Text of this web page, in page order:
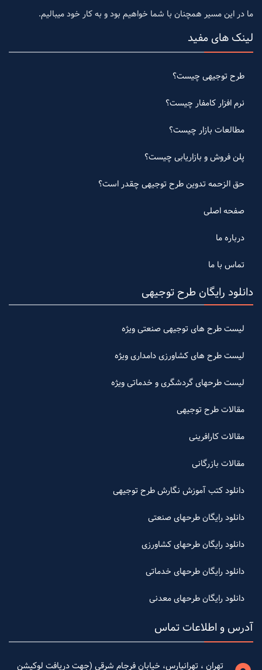
ما در این مسیر همچنان با شما خواهیم بود و به کار خود میبالیم.
لینک های مفید
طرح توجیهی چیست؟
نرم افزار کامفار چیست؟
مطالعات بازار چیست؟
پلن فروش و بازاریابی چیست؟
حق الزحمه تدوین طرح توجیهی چقدر است؟
صفحه اصلی
درباره ما
تماس با ما
دانلود رایگان طرح توجیهی
لیست طرح های توجیهی صنعتی ویژه
لیست طرح های کشاورزی دامداری ویژه
لیست طرحهای گردشگری و خدماتی ویژه
مقالات طرح توجیهی
مقالات کارافرینی
مقالات بازرگانی
دانلود کتب آموزش نگارش طرح توجیهی
دانلود رایگان طرحهای صنعتی
دانلود رایگان طرحهای کشاورزی
دانلود رایگان طرحهای خدماتی
دانلود رایگان طرحهای معدنی
آدرس و اطلاعات تماس
تهران ، تهرانپارس، خیابان فرجام شرقی (جهت دریافت لوکیشن